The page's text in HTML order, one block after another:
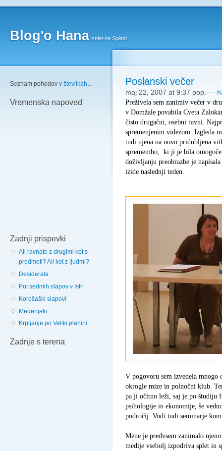
Blog'o Hana splet na Spletu
Seznam pohodov v številkah...
Vremenska napoved
Zadnji prispevki
Ali ravnate z drugimi kot s
predmeti? Ali kot z ljudmi?
Desiderata
Pot sedmih slapov v Istri
Korošaški slapovi
Medenjaki
Krpljanje po Veliki planini
Zadnje s terena
Poslanski večer
maj 22, 2007 at 9:37 pop. —
Preživela sem zanimiv večer v
v Domžale povabila Cveta
čisto drugačni, osebni ravni.
spremenjenim videzom. Izgleda
tudi njena na novo pridobljena
spremembo,
ki ji je bila
doživljanju preobrazbe je
izide naslednji teden.
V pogovoru sem izvedela mnogo
okrogle mize in polnočni klub.
pa ji očitno leži, saj je po študiju
psihologije in ekonomije, še
področij. Vodi tudi seminarje
Mene je predvsem zanimalo
medije vsebolj izpodriva splet in